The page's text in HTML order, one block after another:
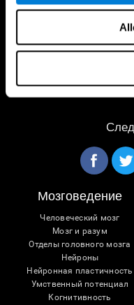
Мозговедение
Человеческий мозг
Мозг и разум
Отделы головного мозга
Нейроны
Нейронная пластичность
Умственный потенциал
Когнитивность